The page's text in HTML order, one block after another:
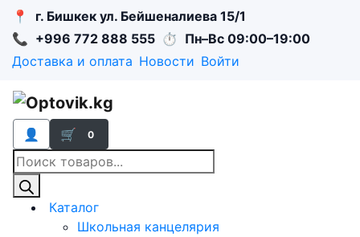
📍
г. Бишкек ул. Бейшеналиева 15/1
📞 +996 772 888 555 ⏱ Пн–Вс 09:00–19:00
Доставка и оплата Новости Войти
👤 🛒 0
Поиск
товаров
Каталог
Школьная канцелярия